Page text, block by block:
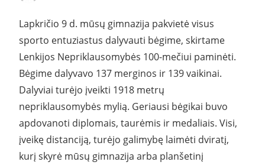
Lapkričio 9 d. mūsų gimnazija pakvietė visus
sporto entuziastus dalyvauti bėgime, skirtame
Lenkijos Nepriklausomybės 100-mečiui paminėti.
Bėgime dalyvavo 137 merginos ir 139 vaikinai.
Dalyviai turėjo įveikti 1918 metrų
nepriklausomybės mylią. Geriausi bėgikai buvo
apdovanoti diplomais, taurėmis ir medaliais. Visi,
įveikę distanciją, turėjo galimybę laimėti dviratį,
kurį skyrė mūsų gimnazija arba planšetinį